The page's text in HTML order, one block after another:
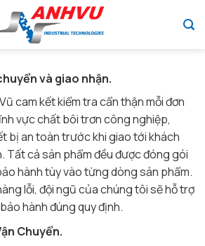
và giao nhận.
cam kết kiểm tra cẩn thận mỗi đơn
vực chất bôi trơn công nghiệp,
bị an toàn trước khi giao tới khách
Tất cả sản phẩm đều được đóng gói
hành tùy vào từng dòng sản phẩm.
lỗi, đội ngũ của chúng tôi sẽ hỗ trợ
hành đúng quy định.
Chuyển.